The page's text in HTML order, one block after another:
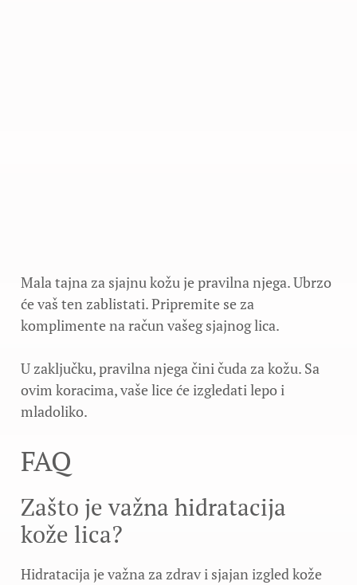
Mala tajna za sjajnu kožu je pravilna njega. Ubrzo
će vaš ten zablistati. Pripremite se za
komplimente na račun vašeg sjajnog lica.
U zaključku, pravilna njega čini čuda za kožu. Sa
ovim koracima, vaše lice će izgledati lepo i
mladoliko.
FAQ
Zašto je važna hidratacija
kože lica?
Hidratacija je važna za zdrav i sjajan izgled kože